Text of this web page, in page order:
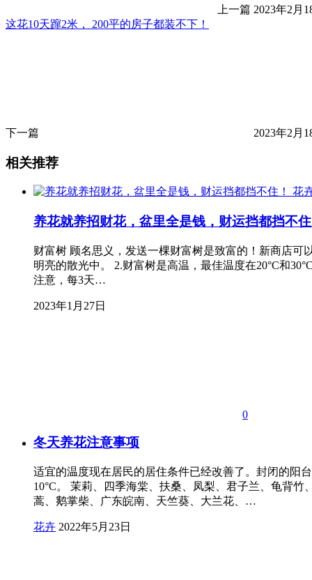
上一篇 2023年2月
这花10天蹿2米， 200平的房子都装不下！
下一篇 2023年2月
相关推荐
花
养花就养招财花，盆里全是钱，财运挡都挡不住
财富树 顾名思义，发送一棵财富树是致富的！新商店
明亮的散光中。 2.财富树是高温，最佳温度在20°C和
注意，每3天…
2023年1月27日
0
冬天养花注意事项
适宜的温度现在居民的居住条件已经改善了。封闭的阳
10°C。 茉莉、四季海棠、扶桑、凤梨、君子兰、龟背
蒿、鹅掌柴、广东皖南、天竺葵、大兰花、…
花卉 2022年5月23日